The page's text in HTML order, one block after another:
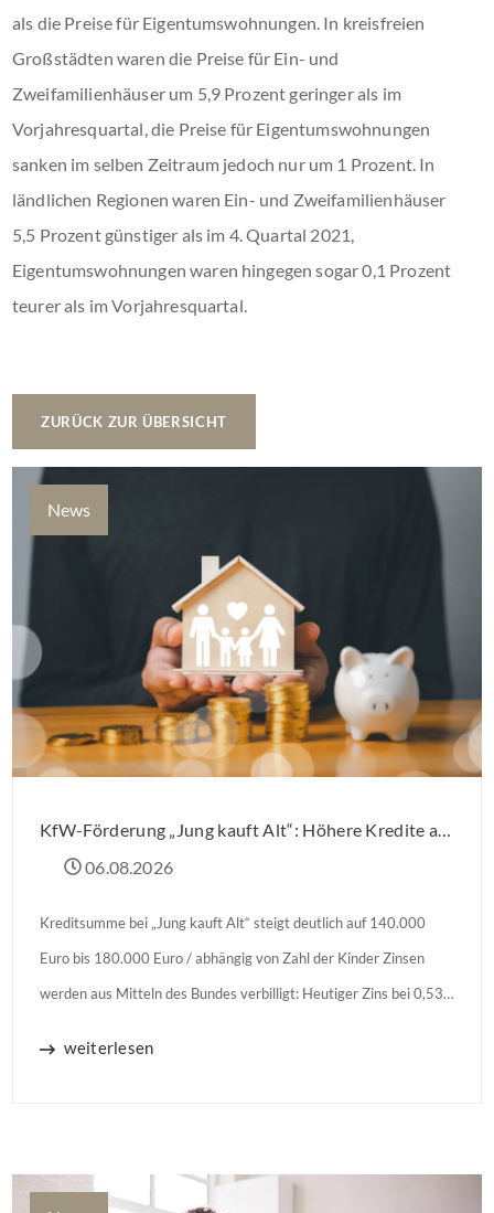
als die Preise für Eigentumswohnungen. In kreisfreien
Großstädten waren die Preise für Ein- und
Zweifamilienhäuser um 5,9 Prozent geringer als im
Vorjahresquartal, die Preise für Eigentumswohnungen
sanken im selben Zeitraum jedoch nur um 1 Prozent. In
ländlichen Regionen waren Ein- und Zweifamilienhäuser
5,5 Prozent günstiger als im 4. Quartal 2021,
Eigentumswohnungen waren hingegen sogar 0,1 Prozent
teurer als im Vorjahresquartal.
ZURÜCK ZUR ÜBERSICHT
News
06.08.2026
Kreditsumme bei „Jung kauft Alt“ steigt deutlich auf 140.000
Euro bis 180.000 Euro / abhängig von Zahl der Kinder Zinsen
werden aus Mitteln des Bundes verbilligt: Heutiger Zins bei 0,53
weiterlesen